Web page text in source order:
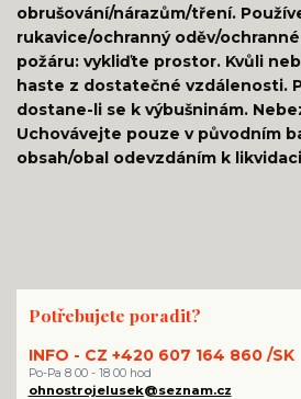
obrušování/nárazům/tření.
rukavice/ochranný oděv/
požáru: vykliďte prostor. Kvůli
haste z dostatečné vzdálenosti.
dostane-li se k výbušninám.
Uchovávejte pouze v původním
obsah/obal odevzdáním k
Potřebujete poradit?
INFO - CZ +420 607 164 860 /SK
Po-Pa 8 00 - 18 00 hod
ohnostrojelusek@seznam.cz